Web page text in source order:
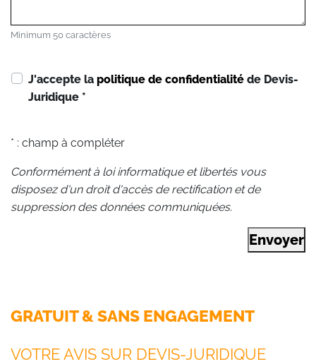
Minimum 50 caractères
J'accepte la politique de confidentialité de Devis-
Juridique *
* : champ à compléter
Conformément à loi informatique et libertés vous
disposez d'un droit d'accès de rectification et de
suppression des données communiquées.
Envoyer
GRATUIT & SANS ENGAGEMENT
VOTRE AVIS SUR DEVIS-JURIDIQUE